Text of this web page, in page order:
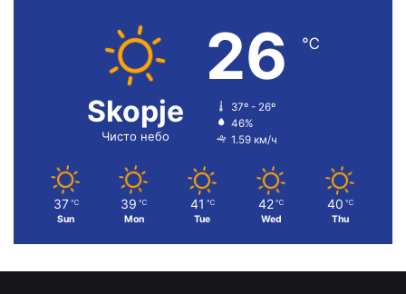
Skopje
Чисто небо
26 ℃
37º - 26º
46%
1.59 км/ч
37 ℃
Sun
39 ℃
Mon
41 ℃
Tue
42 ℃
Wed
40 ℃
Thu